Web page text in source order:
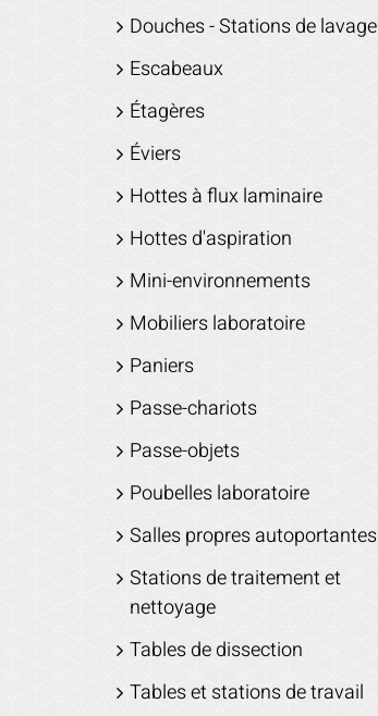
Douches - Stations de lavage
Escabeaux
Étagères
Éviers
Hottes à flux laminaire
Hottes d'aspiration
Mini-environnements
Mobiliers laboratoire
Paniers
Passe-chariots
Passe-objets
Poubelles laboratoire
Salles propres autoportantes
Stations de traitement et
nettoyage
Tables de dissection
Tables et stations de travail